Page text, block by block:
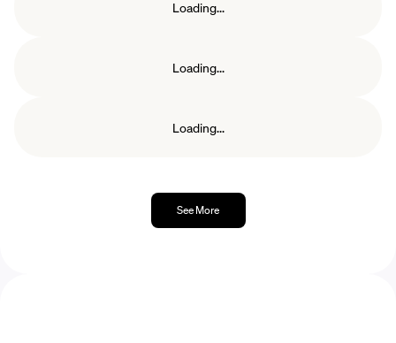
Loading...
Loading...
Loading...
See More